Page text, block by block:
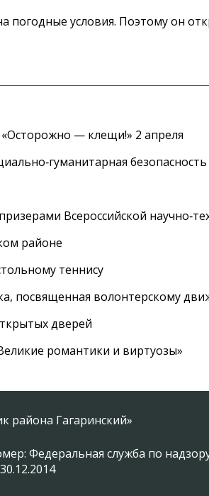
погодные условия. Поэтому он
— клещи!» 2 апреля
безопасность
Всероссийской
районе
теннису
посвященная волонтерскому
дверей
романтики и виртуозы»
района Гагаринский»
Федеральная служба по